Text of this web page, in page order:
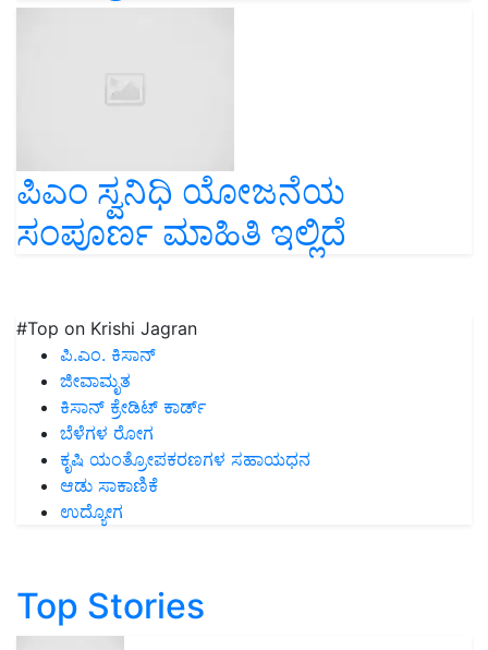
ಪಿಎಂ ಸ್ವನಿಧಿ ಯೋಜನೆಯ
ಸಂಪೂರ್ಣ ಮಾಹಿತಿ ಇಲ್ಲಿದೆ
#Top on Krishi Jagran
ಪಿ.ಎಂ. ಕಿಸಾನ್
ಜೀವಾಮೃತ
ಕಿಸಾನ್ ಕ್ರೇಡಿಟ್ ಕಾರ್ಡ್
ಬೆಳೆಗಳ ರೋಗ
ಕೃಷಿ ಯಂತ್ರೋಪಕರಣಗಳ ಸಹಾಯಧನ
ಆಡು ಸಾಕಾಣಿಕೆ
ಉದ್ಯೋಗ
Top Stories